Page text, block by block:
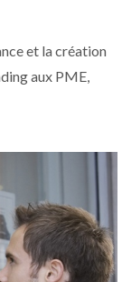
et la création
aux PME,